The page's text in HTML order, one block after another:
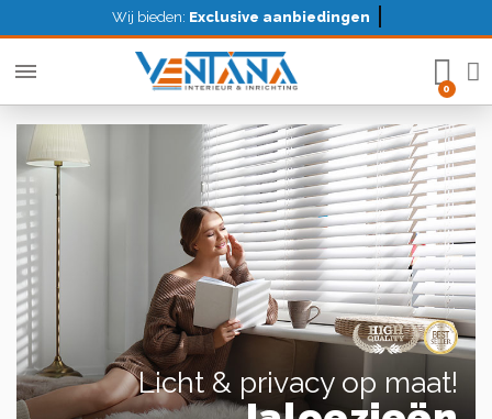
Wij bieden: Exclusive aanbiedingen
Licht & privacy op maat!